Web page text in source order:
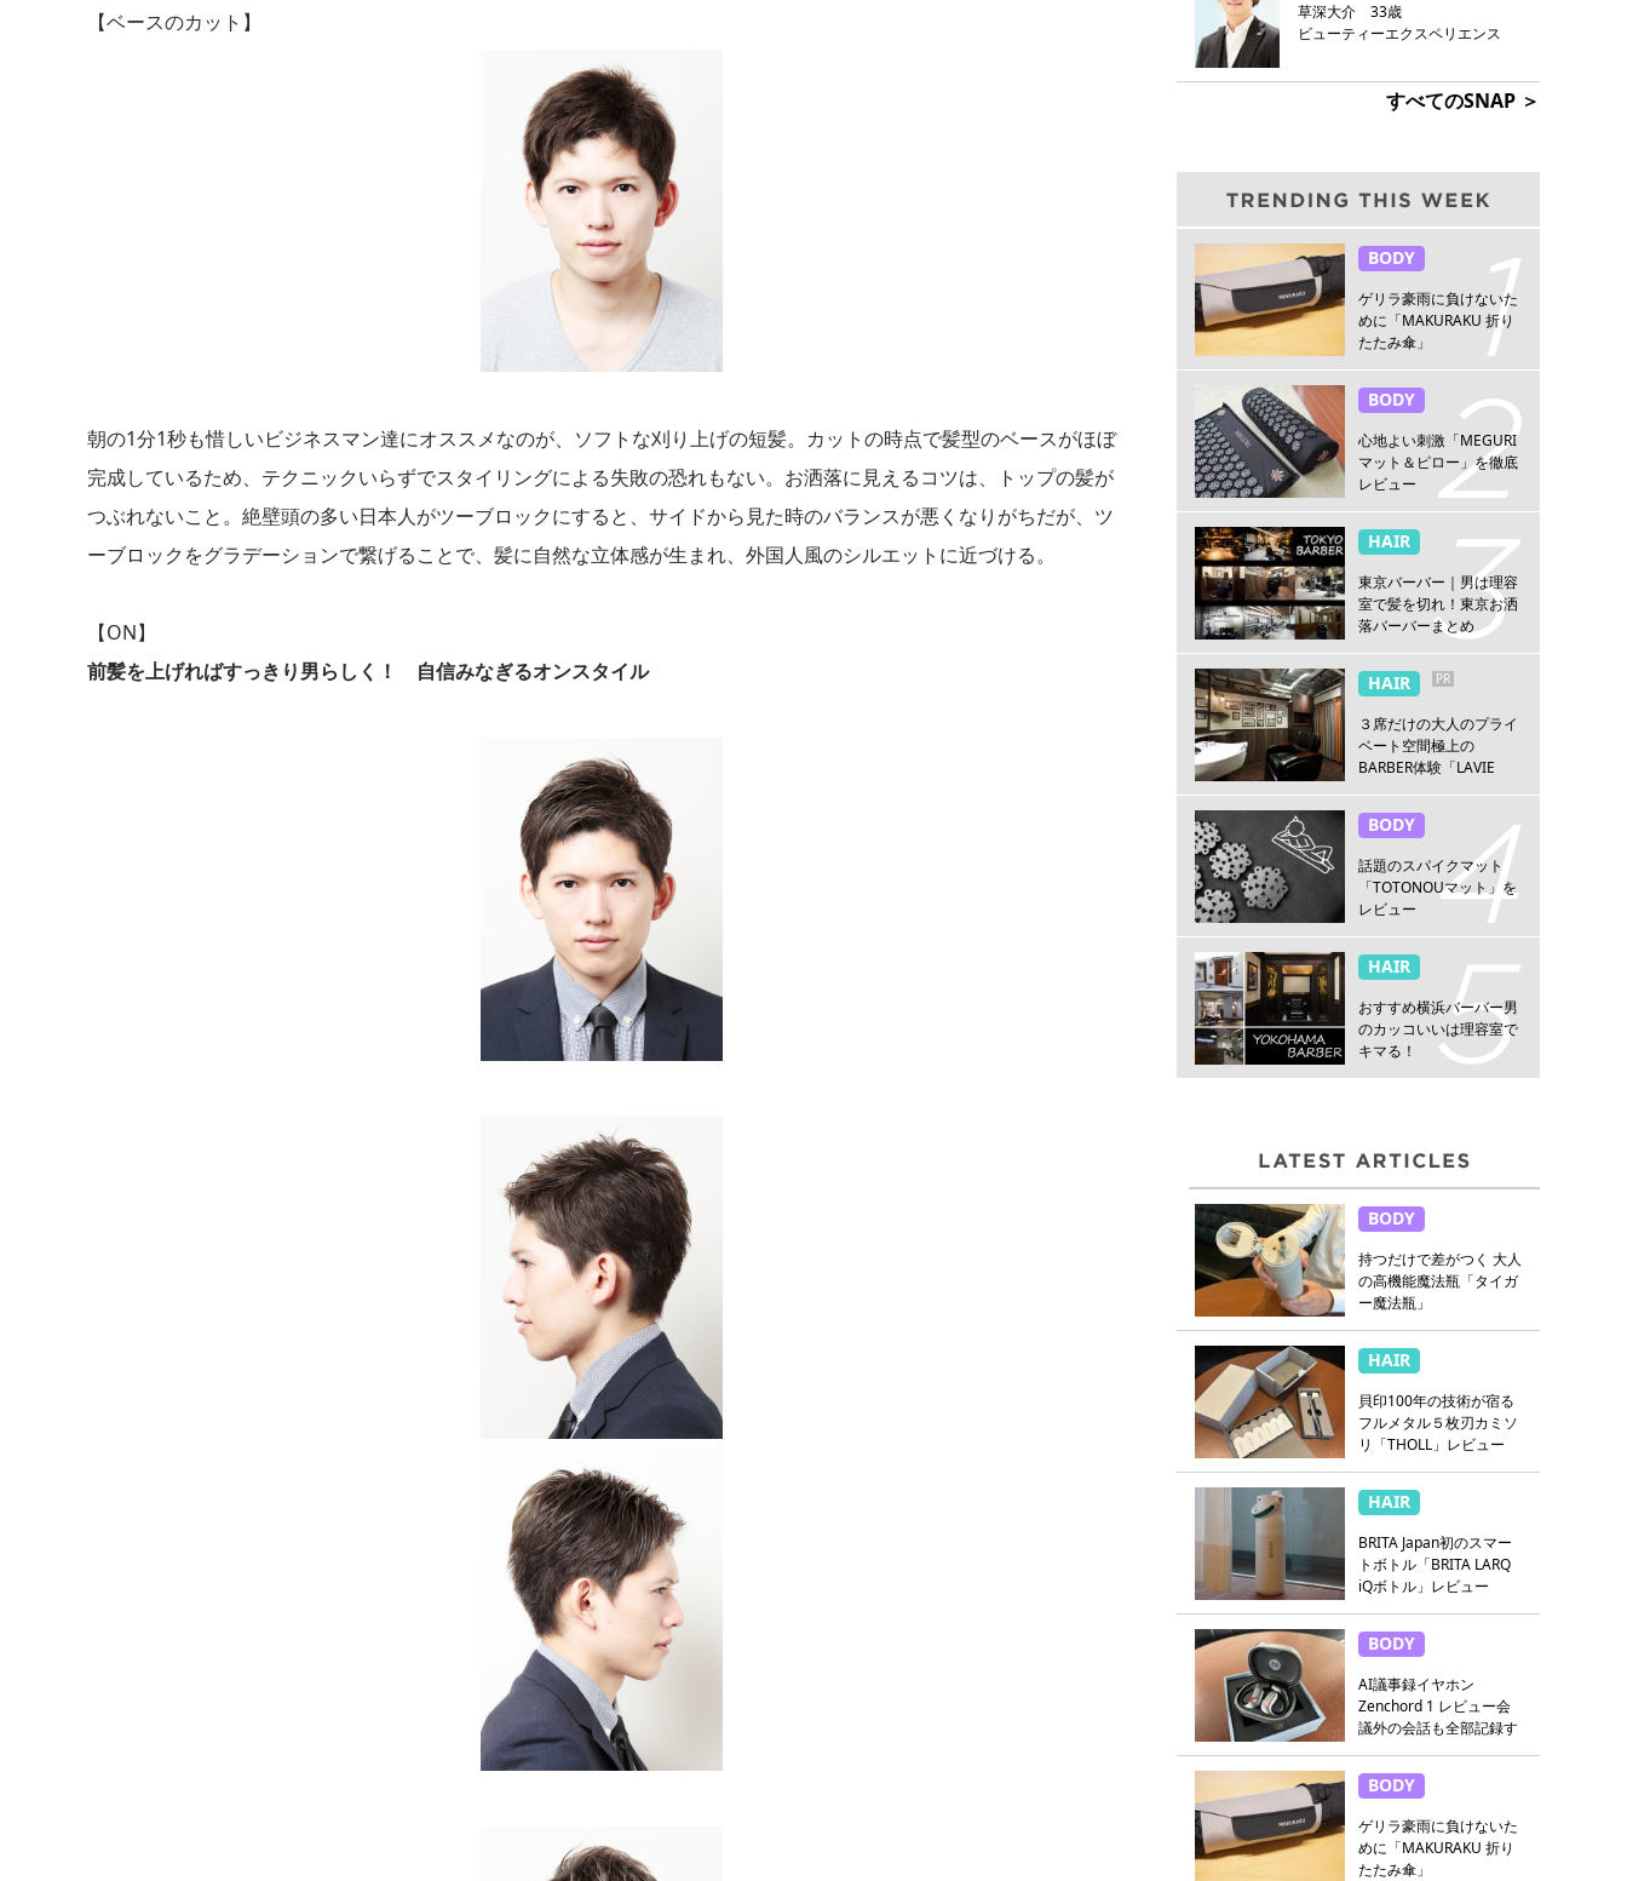
【ベースのカット】
朝の1分1秒も惜しいビジネスマン達にオススメなのが、ソフトな刈り上げの短髪。カットの時点で髪型のベースがほぼ
完成しているため、テクニックいらずでスタイリングによる失敗の恐れもない。お洒落に見えるコツは、トップの髪が
つぶれないこと。絶壁頭の多い日本人がツーブロックにすると、サイドから見た時のバランスが悪くなりがちだが、ツ
ーブロックをグラデーションで繋げることで、髪に自然な立体感が生まれ、外国人風のシルエットに近づける。
【ON】
前髪を上げればすっきり男らしく！ 自信みなぎるオンスタイル
草深大介 33歳
ビューティーエクスペリエンス
すべてのSNAP ＞
BODY
ゲリラ豪雨に負けないた
めに「MAKURAKU 折り
たたみ傘」
BODY
心地よい刺激「MEGURI
マット＆ピロー」を徹底
レビュー
HAIR
東京バーバー｜男は理容
室で髪を切れ！東京お洒
落バーバーまとめ
HAIR PR
３席だけの大人のプライ
ベート空間極上の
BARBER体験「LAVIE
BARBER HANARE新宿
店」
BODY
話題のスパイクマット
「TOTONOUマット」を
レビュー
HAIR
おすすめ横浜バーバー男
のカッコいいは理容室で
キマる！
BODY
持つだけで差がつく 大人
の高機能魔法瓶「タイガ
ー魔法瓶」
HAIR
貝印100年の技術が宿る
フルメタル５枚刃カミソ
リ「THOLL」レビュー
HAIR
BRITA Japan初のスマー
トボトル「BRITA LARQ
iQボトル」レビュー
BODY
AI議事録イヤホン
Zenchord 1 レビュー会
議外の会話も全部記録す
BODY
ゲリラ豪雨に負けないた
めに「MAKURAKU 折り
たたみ傘」